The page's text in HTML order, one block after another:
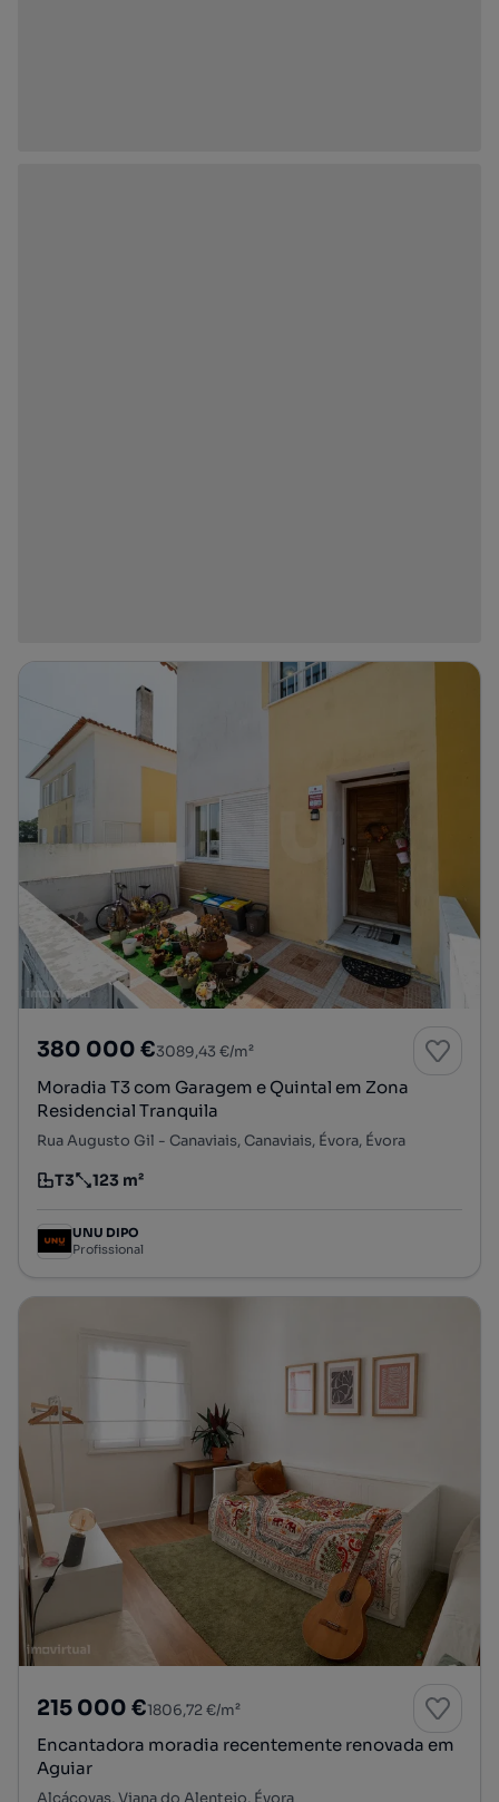
380 000 €3089,43 €/m²
Moradia T3 com Garagem e Quintal em Zona
Residencial Tranquila
Rua Augusto Gil - Canaviais, Canaviais, Évora, Évora
Tipologia
T3
Preço por metro quadrado
123 m²
UNU DIPO
Profissional
215 000 €1806,72 €/m²
Encantadora moradia recentemente renovada em
Aguiar